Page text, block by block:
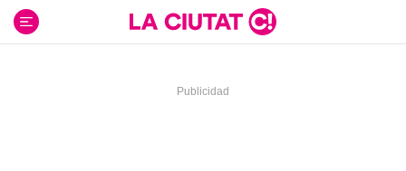
contenido